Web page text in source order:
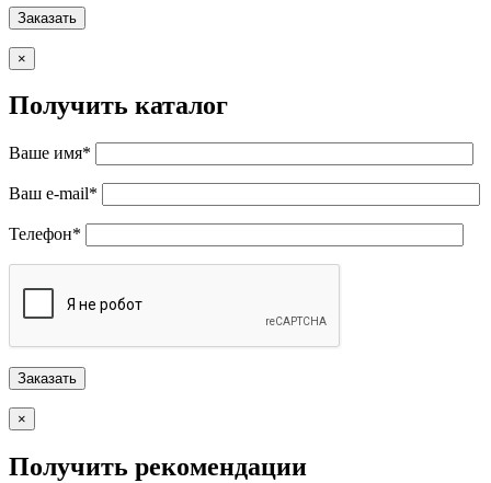
×
Получить каталог
Ваше имя*
Ваш e-mail*
Телефон*
×
Получить рекомендации